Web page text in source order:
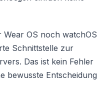
OS noch watchOS
Schnittstelle zur
Das ist kein Fehler
bewusste Entscheidung